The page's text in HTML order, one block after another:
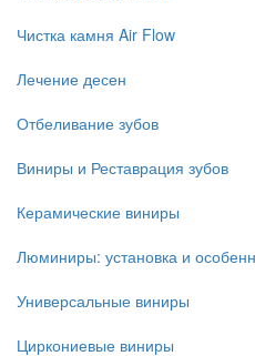
Чистка камня Air Flow
Лечение десен
Отбеливание зубов
Виниры и Реставрация зубов
Керамические виниры
Люминиры: установка и
Универсальные виниры
Циркониевые виниры